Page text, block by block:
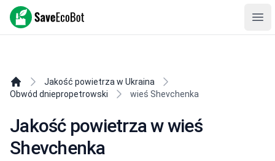
SaveEcoBot
Jakość powietrza w Ukraina
Obwód dniepropetrowski
wieś Shevchenka
Jakość powietrza w wieś
Shevchenka